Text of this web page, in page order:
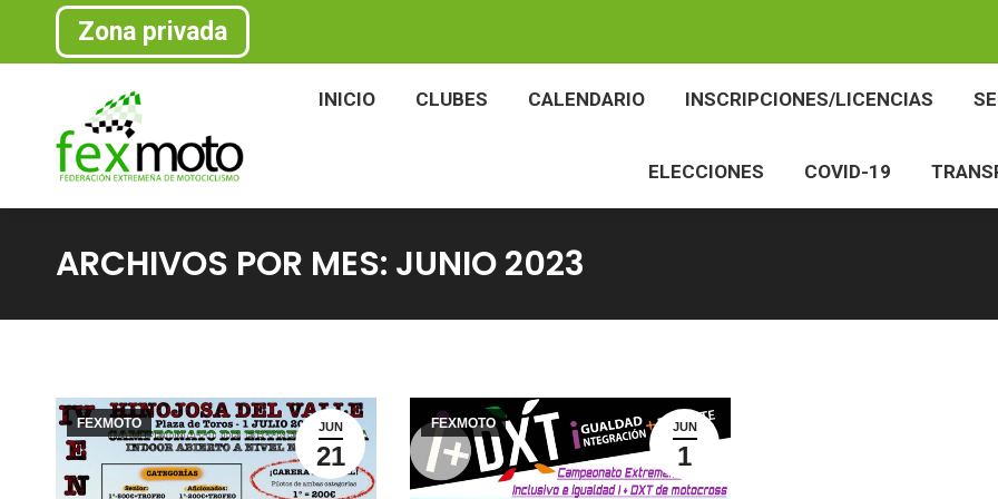
Zona privada
INICIO CLUBES CALENDARIO INSCRIPCIONES/LICENCIAS
ELECCIONES COVID-19
ARCHIVOS POR MES: JUNIO 2023
JUN
21
FEXMOTO JUN
1
FEXMOTO
ELECCIONES COVID-19